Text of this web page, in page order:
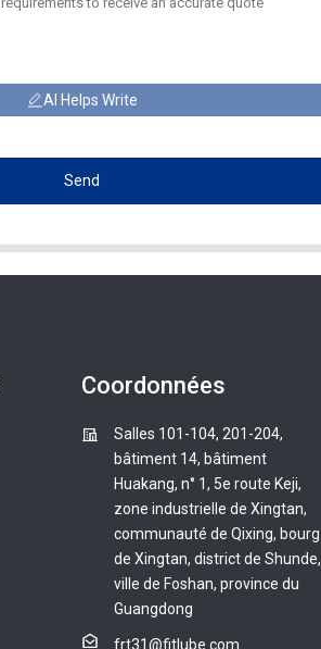
AI Helps Write
Send
Coordonnées
Salles 101-104, 201-204,
bâtiment 14, bâtiment
Huakang, n° 1, 5e route Keji,
zone industrielle de Xingtan,
communauté de Qixing, bourg
de Xingtan, district de Shunde,
ville de Foshan, province du
Guangdong
frt31@fitlube.com